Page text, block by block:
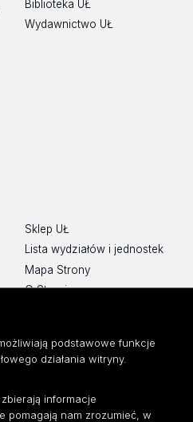
Biblioteka UŁ
Wydawnictwo UŁ
Sklep UŁ
Lista wydziałów i jednostek
Mapa Strony
O Stronie
podstawowe funkcje
działania witryny.
informacje
pomagają nam zrozumieć, w